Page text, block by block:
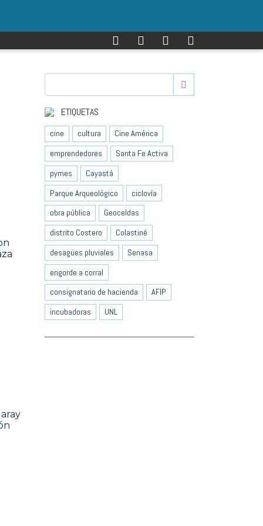
ETIQUETAS
cine cultura
Cine América
emprendedores
Santa Fe Activa
pymes
Cayastá
Parque Arqueológico
ciclovía
obra pública
Geoceldas
distrito Costero
Colastiné
desagües pluviales
Senasa
engorde a corral
consignatario de hacienda
AFIP
incubadoras
UNL